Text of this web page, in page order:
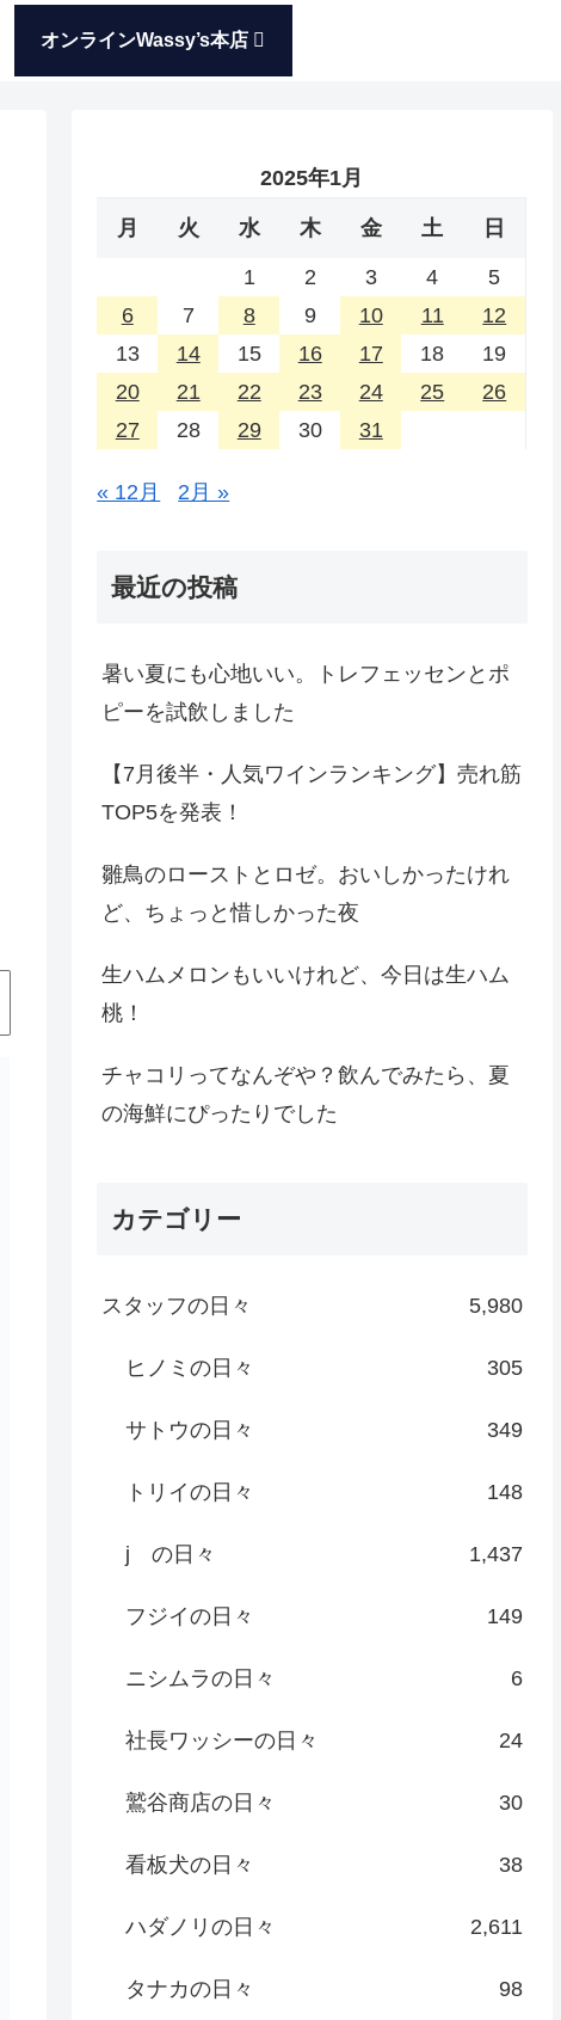
オンラインWassy’s本店
2025年1月
月 火 水 木 金 土 日
1 2 3 4
5
6
7 8 9 10 11
12
13
14 15 16 17 18
19
20
21 22 23 24 25
26
27
28 29 30 31
« 12月 2月 »
最近の投稿
暑い夏にも心地いい。トレフェッセンとポ
ピーを試飲しました
【7月後半・人気ワインランキング】売れ筋
TOP5を発表！
雛鳥のローストとロゼ。おいしかったけれ
ど、ちょっと惜しかった夜
生ハムメロンもいいけれど、今日は生ハム
桃！
チャコリってなんぞや？飲んでみたら、夏
の海鮮にぴったりでした
カテゴリー
スタッフの日々 5,980
ヒノミの日々 305
サトウの日々 349
トリイの日々 148
j の日々 1,437
フジイの日々 149
ニシムラの日々 6
社長ワッシーの日々 24
鷲谷商店の日々 30
看板犬の日々 38
ハダノリの日々 2,611
タナカの日々 98